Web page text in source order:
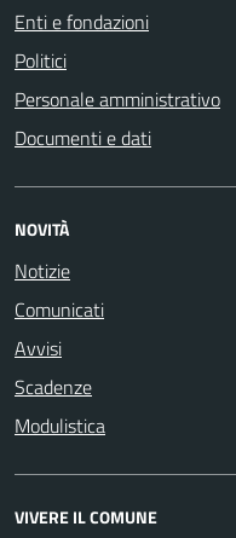
Enti e fondazioni
Politici
Personale amministrativo
Documenti e dati
NOVITÀ
Notizie
Comunicati
Avvisi
Scadenze
Modulistica
VIVERE IL COMUNE